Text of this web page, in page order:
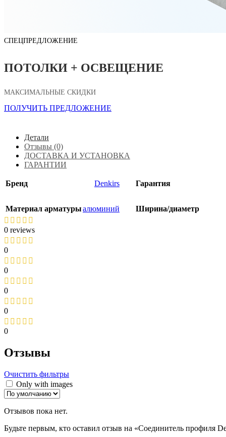
СПЕЦПРЕДЛОЖЕНИЕ
ПОТОЛКИ + ОСВЕЩЕНИЕ
МАКСИМАЛЬНЫЕ СКИДКИ
ПОЛУЧИТЬ ПРЕДЛОЖЕНИЕ
Детали
Отзывы (0)
ДОСТАВКА И УСТАНОВКА
ГАРАНТИИ
Бренд Denkirs Гарантия
Материал арматурыалюминий Ширина/диаметр
0 reviews
0
0
0
0
0
Отзывы
Очистить фильтры
Only with images
Отзывов пока нет.
Будьте первым, кто оставил отзыв на «Соединитель профиля